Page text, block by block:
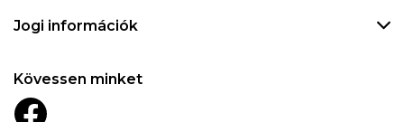
Jogi információk
Kövessen minket